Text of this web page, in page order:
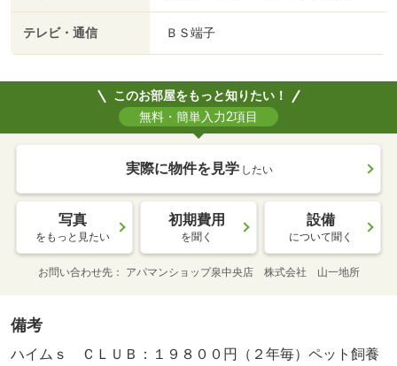
テレビ・通信 ＢＳ端子
このお部屋をもっと知りたい！
無料・簡単入力2項目
実際に物件を見学 したい
写真
をもっと見たい
初期費用
を聞く
設備
について聞く
お問い合わせ先 アパマンショップ泉中央店 株式会社 山一地所
備考
ハイムｓ ＣＬＵＢ：１９８００円（２年毎）ペット飼養